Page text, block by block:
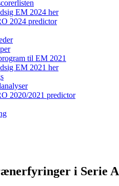
EM 2024 her
2024 predictor
til EM 2021
EM 2021 her
2020/2021 predictor
i Serie A